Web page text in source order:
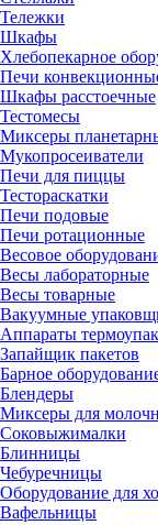
Тележки
Шкафы
Хлебопекарное
Печи
Шкафы расстоечные
Тестомесы
Миксеры
Мукопросеиватели
Печи для пиццы
Тестораскатки
Печи подовые
Печи ротационные
Весовое
Весы лабораторные
Весы товарные
Вакуумные
Аппараты
Запайщик пакетов
Барное
Блендеры
Миксеры для
Соковыжималки
Блинницы
Чебуречницы
Оборудование для
Вафельницы